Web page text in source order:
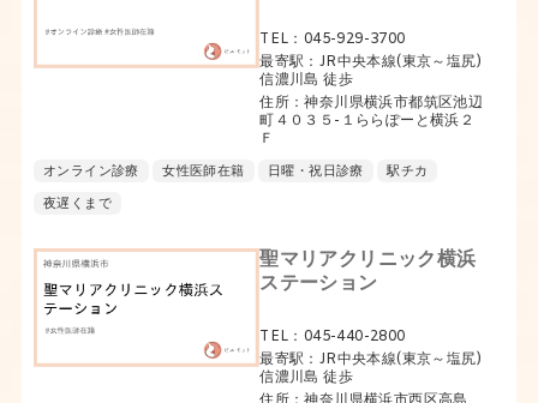
TEL：045-929-3700
最寄駅：JR中央本線(東京～塩尻)
信濃川島 徒歩
住所：神奈川県横浜市都筑区池辺
町４０３５-１ららぽーと横浜２
Ｆ
オンライン診療 女性医師在籍 日曜・祝日診療
駅チカ
夜遅くまで
聖マリアクリニック横浜
ステーション
TEL：045-440-2800
最寄駅：JR中央本線(東京～塩尻)
信濃川島 徒歩